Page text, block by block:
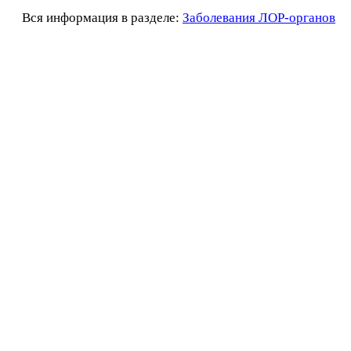
Вся информация в разделе: Заболевания ЛОР-органов